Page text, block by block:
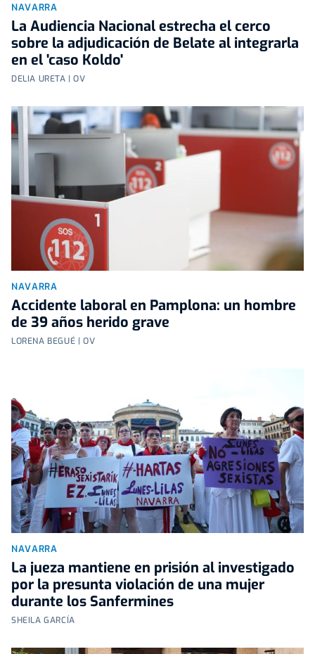
NAVARRA
La Audiencia Nacional estrecha el cerco
sobre la adjudicación de Belate al integrarla
en el 'caso Koldo'
DELIA URETA | OV
NAVARRA
Accidente laboral en Pamplona: un hombre
de 39 años herido grave
LORENA BEGUÉ | OV
NAVARRA
La jueza mantiene en prisión al investigado
por la presunta violación de una mujer
durante los Sanfermines
SHEILA GARCÍA